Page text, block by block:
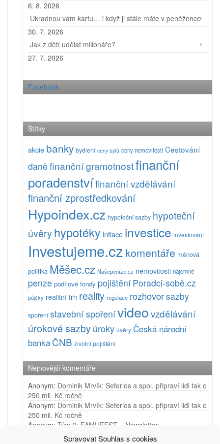
Spravovat Souhlas s cookies
6. 8. 2026
Ukradnou vám kartu… i když ji stále máte v peněžence
30. 7. 2026
Jak z dětí udělat milionáře?
27. 7. 2026
Facebook
Štítky
akcie banky bydlení ceny bytů ceny nemovitostí Cestování
daněfinanční gramotnostfinanční
poradenstvífinanční vzdělávání
finanční zprostředkování
Hypoindex.cz hypoteční sazby hypoteční
úvěryhypotéky inflace investice investování
Investujeme.czkomentáře měnová
politika Měšec.cz Našepeníze.cz nemovitosti nájemné
penze podílové fondy pojištěníPoradci-sobě.cz
půjčky realitní trh reality regulace rozhovorsazby
spoření stavební spořenívideovzdělávání
úrokové sazbyúroky úvěry Česká národní
banka ČNB životní pojištění
Nejnovější komentáře
Anonym: Dominik Mrvík: Seferios a spol. připraví lidi tak o
250 mil. Kč ročně
Anonym: Dominik Mrvík: Seferios a spol. připraví lidi tak o
250 mil. Kč ročně
Anonym: Tým 2: FAMUFEST – Newsletter
Tým 1: Ji.hlava – Newsletter